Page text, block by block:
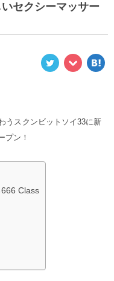
セクシーマッサー
うスクンビットソイ33に新
プン！
Class